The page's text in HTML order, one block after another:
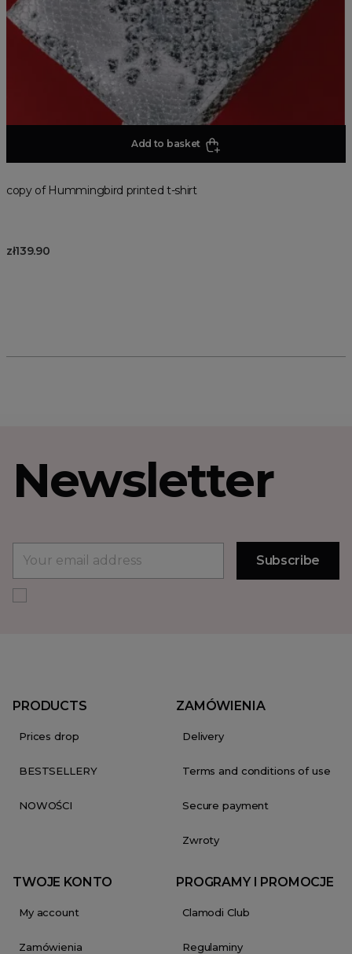
Add to basket
copy of Hummingbird printed t-shirt
zł139.90
Newsletter
PRODUCTS
Prices drop
BESTSELLERY
NOWOŚCI
ZAMÓWIENIA
Delivery
Terms and conditions of use
Secure payment
Zwroty
TWOJE KONTO
My account
Zamówienia
PROGRAMY I PROMOCJE
Clamodi Club
Regulaminy